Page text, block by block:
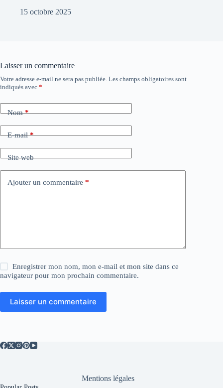
15 octobre 2025
Laisser un commentaire
Votre adresse e-mail ne sera pas publiée. Les champs obligatoires sont
indiqués avec *
Nom*
E-mail*
Site web
Ajouter un commentaire *
Enregistrer mon nom, mon e-mail et mon site dans ce
navigateur pour mon prochain commentaire.
Laisser un commentaire
A
l
r
n
v
e
Mentions légales